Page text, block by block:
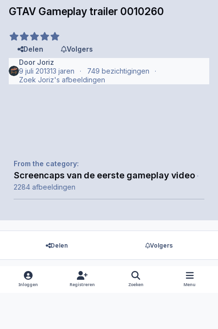
GTAV Gameplay trailer 0010260
Delen
Volgers
Door Joriz
9 juli 201313 jaren
749 bezichtigingen
Zoek Joriz's afbeeldingen
From the category:
Screencaps van de eerste gameplay video ·
2284 afbeeldingen
Delen Volgers
Er zijn geen reacties om weer te geven.
Inloggen Registreren Zoeken Menu